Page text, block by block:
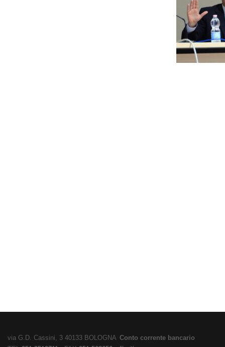
via G.D. Cassini, 3 40133 BOLOGNA Conto corrente bancario